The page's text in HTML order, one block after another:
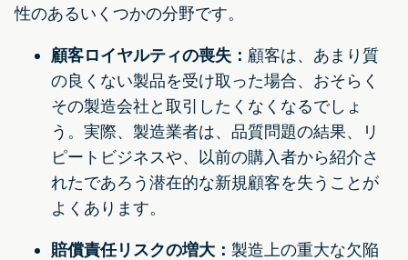
性のあるいくつかの分野です。
顧客ロイヤルティの喪失： 顧客は、あまり質
の良くない製品を受け取った場合、おそらく
その製造会社と取引したくなくなるでしょ
う。実際、製造業者は、品質問題の結果、リ
ピートビジネスや、以前の購入者から紹介さ
れたであろう潜在的な新規顧客を失うことが
よくあります。
賠償責任リスクの増大： 製造上の重大な欠陥